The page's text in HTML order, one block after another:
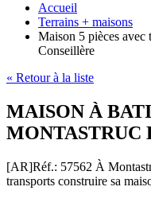
Accueil
Terrains + maisons
Maison 5 pièces
Conseillère
« Retour à la liste
MAISON À
MONTASTRUC
[AR]Réf.: 57562 À
transports construire sa